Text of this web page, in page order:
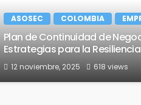
ASOSEC COLOMBIA
Plan de Continuidad de
Estrategias para la Resiliencia
12 noviembre, 2025 618 views